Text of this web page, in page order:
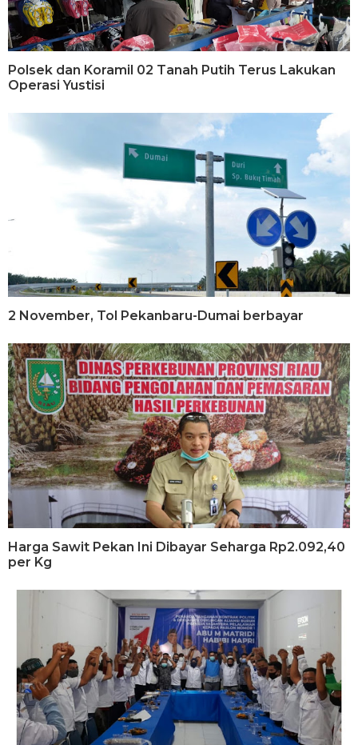
Polsek dan Koramil 02 Tanah Putih Terus Lakukan
Operasi Yustisi
2 November, Tol Pekanbaru-Dumai berbayar
Harga Sawit Pekan Ini Dibayar Seharga Rp2.092,40
per Kg